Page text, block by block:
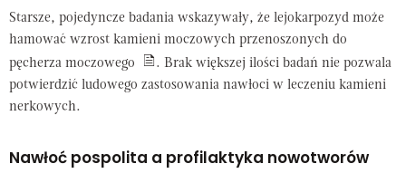
Starsze, pojedyncze badania wskazywały, że lejokarpozyd może
hamować wzrost kamieni moczowych przenoszonych do
pęcherza moczowego
. Brak większej ilości badań nie pozwala
potwierdzić ludowego zastosowania nawłoci w leczeniu kamieni
nerkowych.
Nawłoć pospolita a profilaktyka nowotworów